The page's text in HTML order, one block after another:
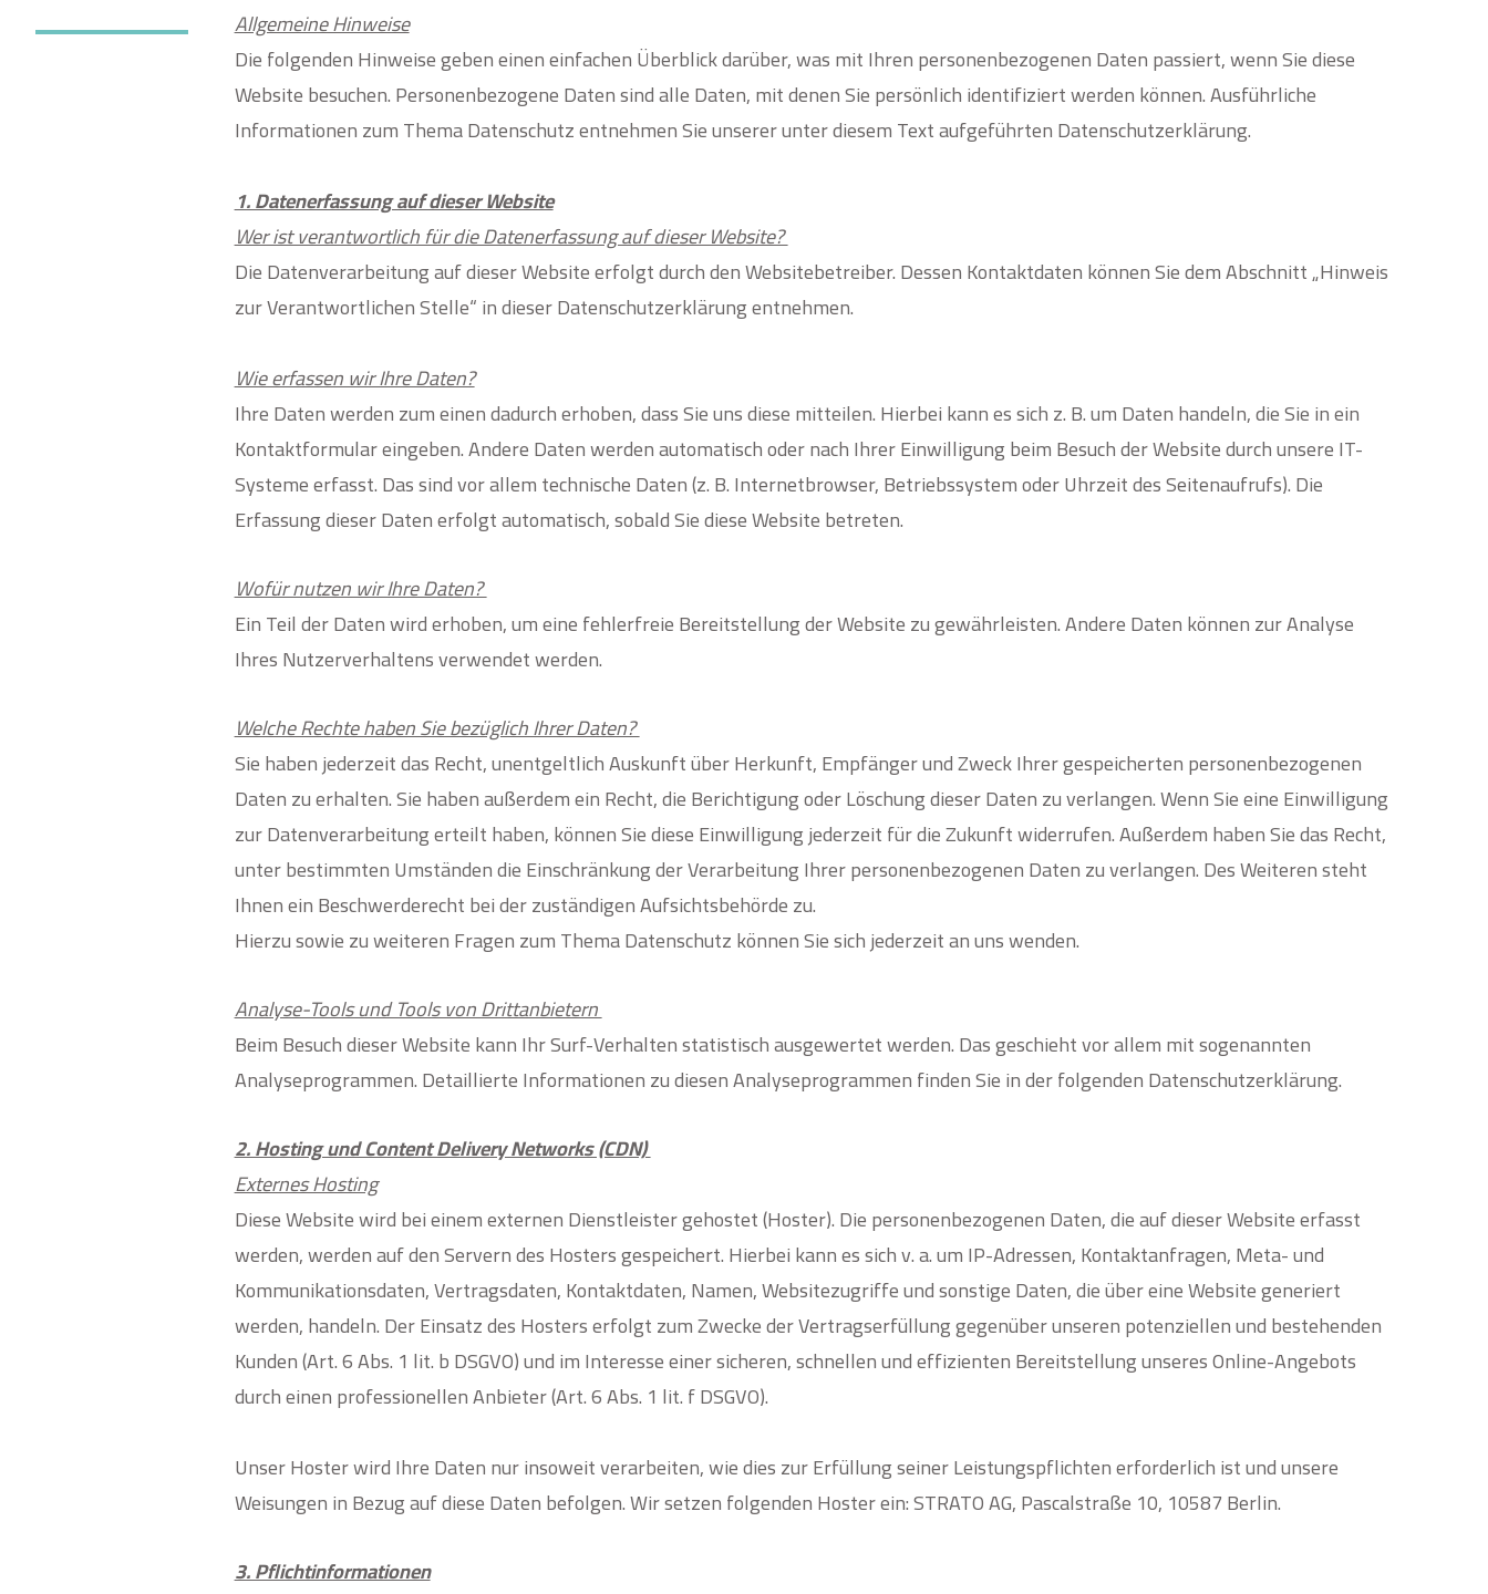
Allgemeine Hinweise
Die folgenden Hinweise geben einen einfachen Überblick darüber, was mit Ihren personenbezogenen Daten passiert, wenn Sie diese
Website besuchen. Personenbezogene Daten sind alle Daten, mit denen Sie persönlich identifiziert werden können. Ausführliche
Informationen zum Thema Datenschutz entnehmen Sie unserer unter diesem Text aufgeführten Datenschutzerklärung.
1. Datenerfassung auf dieser Website
Wer ist verantwortlich für die Datenerfassung auf dieser Website?
Die Datenverarbeitung auf dieser Website erfolgt durch den Websitebetreiber. Dessen Kontaktdaten können Sie dem Abschnitt „Hinweis
zur Verantwortlichen Stelle“ in dieser Datenschutzerklärung entnehmen.
Wie erfassen wir Ihre Daten?
Ihre Daten werden zum einen dadurch erhoben, dass Sie uns diese mitteilen. Hierbei kann es sich z. B. um Daten handeln, die Sie in ein
Kontaktformular eingeben.Andere Daten werden automatisch oder nach Ihrer Einwilligung beim Besuch der Website durch unsere IT-
Systeme erfasst. Das sind vor allem technische Daten (z. B. Internetbrowser, Betriebssystem oder Uhrzeit des Seitenaufrufs). Die
Erfassung dieser Daten erfolgt automatisch, sobald Sie diese Website betreten.
Wofür nutzen wir Ihre Daten?
Ein Teil der Daten wird erhoben, um eine fehlerfreie Bereitstellung der Website zu gewährleisten. Andere Daten können zur Analyse
Ihres Nutzerverhaltens verwendet werden.
Welche Rechte haben Sie bezüglich Ihrer Daten?
Sie haben jederzeit das Recht, unentgeltlich Auskunft über Herkunft, Empfänger und Zweck Ihrer gespeicherten personenbezogenen
Daten zu erhalten. Sie haben außerdem ein Recht, die Berichtigung oder Löschung dieser Daten zu verlangen. Wenn Sie eine Einwilligung
zur Datenverarbeitung erteilt haben, können Sie diese Einwilligung jederzeit für die Zukunft widerrufen. Außerdem haben Sie das Recht,
unter bestimmten Umständen die Einschränkung der Verarbeitung Ihrer personenbezogenen Daten zu verlangen. Des Weiteren steht
Ihnen ein Beschwerderecht bei der zuständigen Aufsichtsbehörde zu.
Hierzu sowie zu weiteren Fragen zum Thema Datenschutz können Sie sich jederzeit an uns wenden.
Analyse-Tools und Tools von Dritt­anbietern
Beim Besuch dieser Website kann Ihr Surf-Verhalten statistisch ausgewertet werden. Das geschieht vor allem mit sogenannten
Analyseprogrammen.Detaillierte Informationen zu diesen Analyseprogrammen finden Sie in der folgenden Datenschutzerklärung.
2. Hosting und Content Delivery Networks (CDN)
Externes Hosting
Diese Website wird bei einem externen Dienstleister gehostet (Hoster). Die personenbezogenen Daten, die auf dieser Website erfasst
werden, werden auf den Servern des Hosters gespeichert. Hierbei kann es sich v. a. um IP-Adressen, Kontaktanfragen, Meta- und
Kommunikationsdaten, Vertragsdaten, Kontaktdaten, Namen, Websitezugriffe und sonstige Daten, die über eine Website generiert
werden, handeln.Der Einsatz des Hosters erfolgt zum Zwecke der Vertragserfüllung gegenüber unseren potenziellen und bestehenden
Kunden (Art. 6 Abs. 1 lit. b DSGVO) und im Interesse einer sicheren, schnellen und effizienten Bereitstellung unseres Online-Angebots
durch einen professionellen Anbieter (Art. 6 Abs. 1 lit. f DSGVO).
Unser Hoster wird Ihre Daten nur insoweit verarbeiten, wie dies zur Erfüllung seiner Leistungspflichten erforderlich ist und unsere
Weisungen in Bezug auf diese Daten befolgen.Wir setzen folgenden Hoster ein:STRATO AG,Pascalstraße 10, 10587 Berlin.
3. Pflicht­informationen